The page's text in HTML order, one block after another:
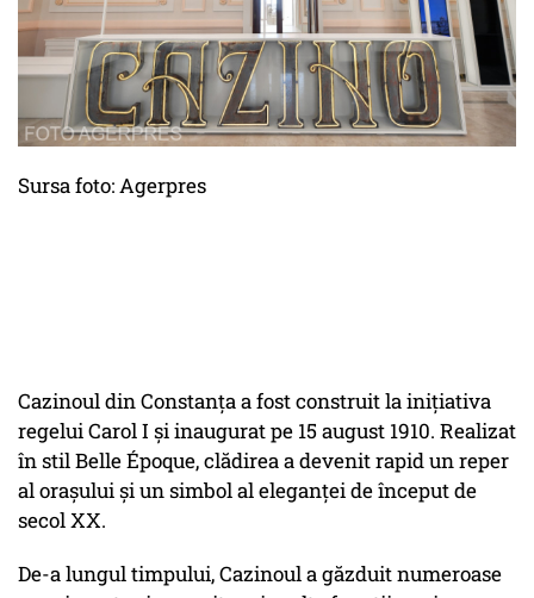
Sursa foto: Agerpres
Cazinoul din Constanța a fost construit la inițiativa
regelui Carol I și inaugurat pe 15 august 1910. Realizat
în stil Belle Époque, clădirea a devenit rapid un reper
al orașului și un simbol al eleganței de început de
secol XX.
De-a lungul timpului, Cazinoul a găzduit numeroase